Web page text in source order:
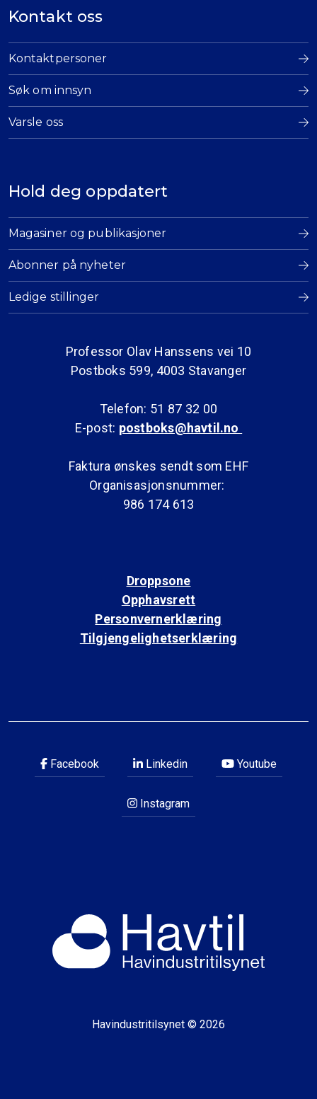
Kontakt oss
Kontaktpersoner
Søk om innsyn
Varsle oss
Hold deg oppdatert
Magasiner og publikasjoner
Abonner på nyheter
Ledige stillinger
Professor Olav Hanssens vei 10
Postboks 599, 4003 Stavanger
Telefon: 51 87 32 00
E-post: postboks@havtil.no
Faktura ønskes sendt som EHF
Organisasjonsnummer:
986 174 613
Droppsone
Opphavsrett
Personvernerklæring
Tilgjengelighetserklæring
Facebook Linkedin Youtube
Instagram
Havindustritilsynet © 2026